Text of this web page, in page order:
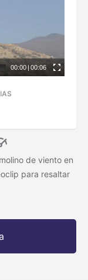
00:00 | 00:06
de viento en
para resaltar